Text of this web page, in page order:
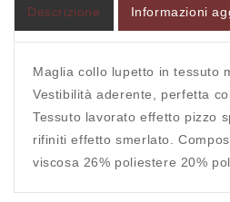
Descrizione Informazioni
Maglia collo lupetto in tessuto
Vestibilità aderente, perfetta
Tessuto lavorato effetto pizzo
rifiniti effetto smerlato.
viscosa 26% poliestere 20%